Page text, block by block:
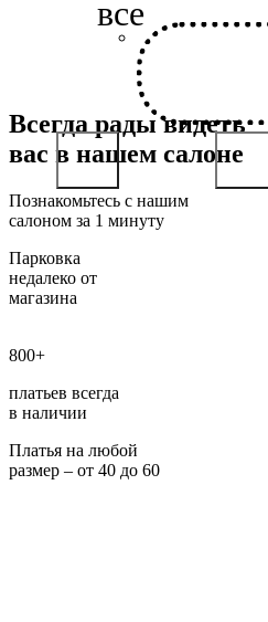
Всегда рады видеть
вас в нашем салоне
Познакомьтесь с нашим
салоном за 1 минуту
Парковка
недалеко от
магазина
800+
платьев всегда
в наличии
Платья на любой
размер – от 40 до 60